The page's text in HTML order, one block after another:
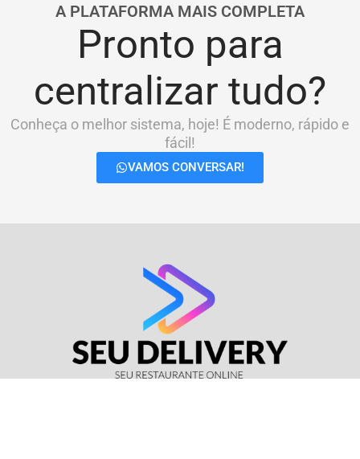
A PLATAFORMA MAIS COMPLETA
Pronto para
centralizar tudo?
Conheça o melhor sistema, hoje! É moderno, rápido e
fácil!
VAMOS CONVERSAR!